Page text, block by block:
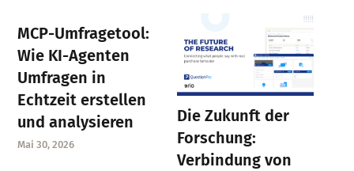
MCP-Umfragetool:
Wie KI-Agenten
Umfragen in
Echtzeit erstellen
und analysieren
Mai 30, 2026
Die Zukunft der
Forschung:
Verbindung von